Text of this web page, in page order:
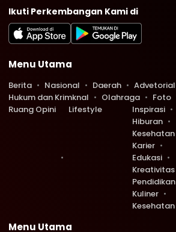
Ikuti Perkembangan Kami di
Menu Utama
Berita Nasional Daerah
Advetorial
Hukum dan Krimknal
Olahraga Foto
Ruang Opini
Lifestyle
Inspirasi
Hiburan
Kesehatan
Karier
Edukasi
Kreativitas
Pendidikan
Kuliner
Kesehatan
Menu Utama